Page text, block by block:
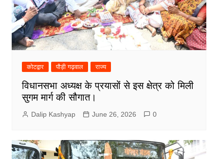
कोटद्वार पौड़ी गढ़वाल राज्य
विधानसभा अध्यक्ष के प्रयासों से इस क्षेत्र को मिली
सुगम मार्ग की सौगात।
Dalip Kashyap June 26, 2026 0